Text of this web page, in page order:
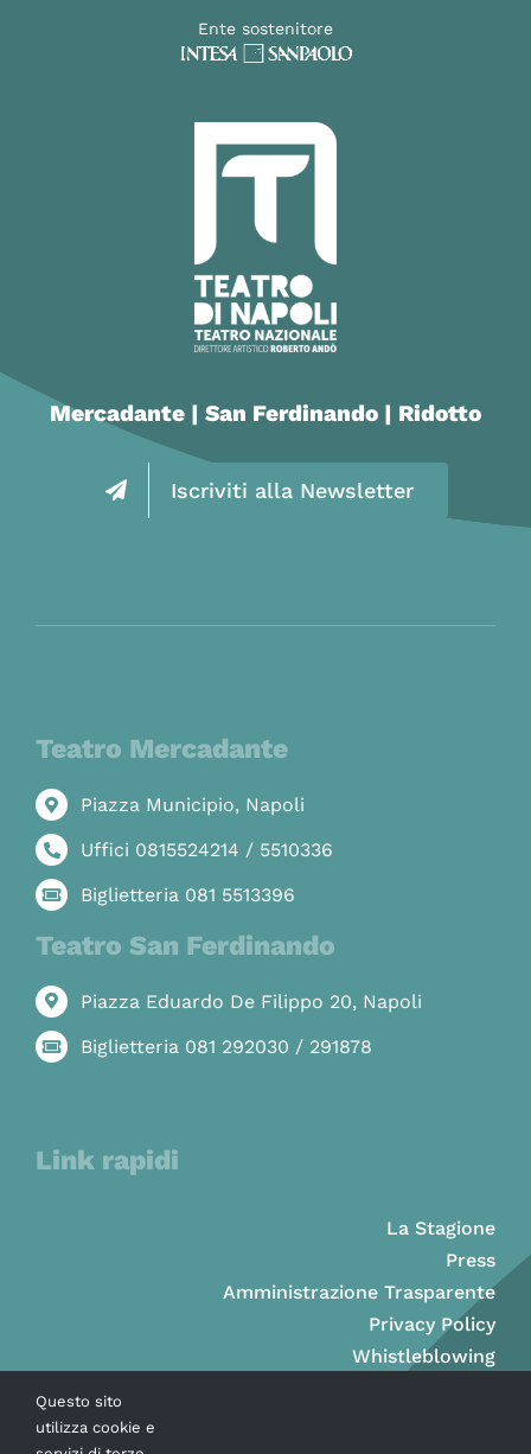
Ente sostenitore
Mercadante | San Ferdinando | Ridotto
Iscriviti alla Newsletter
Teatro Mercadante
Piazza Municipio, Napoli
Uffici 0815524214 / 5510336
Biglietteria 081 5513396
Teatro San Ferdinando
Piazza Eduardo De Filippo 20, Napoli
Biglietteria 081 292030 / 291878
Link rapidi
La Stagione
Press
Amministrazione Trasparente
Privacy Policy
Whistleblowing
Questo sito
utilizza cookie e